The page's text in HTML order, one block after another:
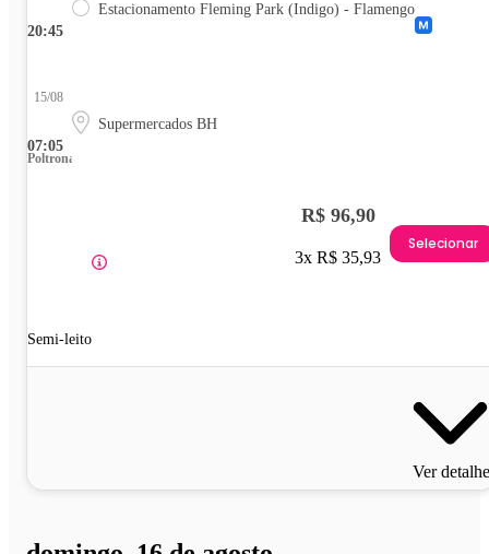
20:45
Estacionamento Fleming Park (Indigo) - Flamengo
07:05
15/08
Supermercados BH
Poltrona
Semi-leito
R$ 96,90
3x R$ 35,93
Selecionar
Ver